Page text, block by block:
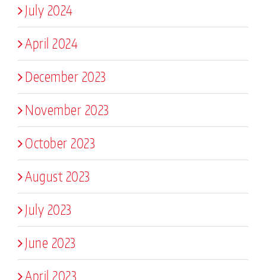
July 2024
April 2024
December 2023
November 2023
October 2023
August 2023
July 2023
June 2023
April 2023